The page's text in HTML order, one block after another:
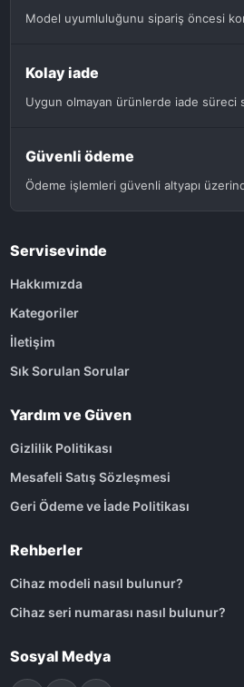
Model uyumluluğunu sipariş öncesi
Kolay iade
Uygun olmayan ürünlerde iade süreci
Güvenli ödeme
Ödeme işlemleri güvenli altyapı
Servisevinde
Hakkımızda
Kategoriler
İletişim
Sık Sorulan Sorular
Yardım ve Güven
Gizlilik Politikası
Mesafeli Satış Sözleşmesi
Geri Ödeme ve İade Politikası
Rehberler
Cihaz modeli nasıl bulunur?
Cihaz seri numarası nasıl bulunur?
Sosyal Medya